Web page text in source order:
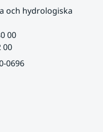
och hydrologiska
00
00
0696